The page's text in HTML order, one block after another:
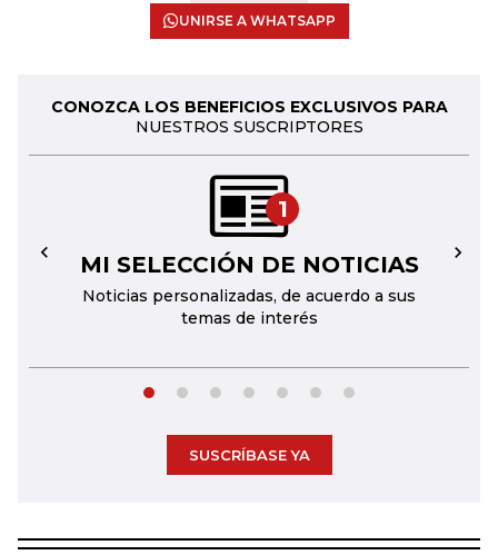
UNIRSE A WHATSAPP
CONOZCA LOS BENEFICIOS EXCLUSIVOS PARA
NUESTROS SUSCRIPTORES
1
MI SELECCIÓN DE NOTICIAS
Noticias personalizadas, de acuerdo a sus
temas de interés
← →
SUSCRÍBASE YA